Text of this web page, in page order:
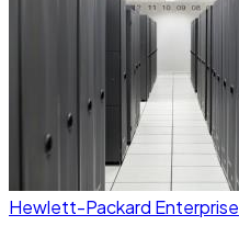
Hewlett-Packard Enterprise